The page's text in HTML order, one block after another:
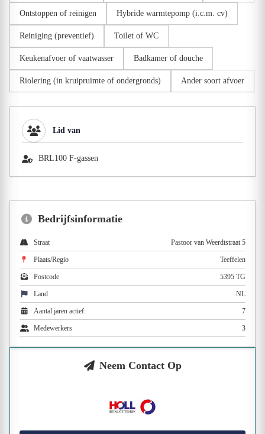
Ontstoppen of reinigen Hybride warmtepomp (i.c.m. cv)
Reiniging (preventief) Toilet of WC
Keukenafvoer of vaatwasser Badkamer of douche
Riolering (in kruipruimte of ondergronds) Ander soort afvoer
Lid van
BRL100 F-gassen
Bedrijfsinformatie
Straat Pastoor van Weerdtstraat 5
Plaats/Regio Teeffelen
Postcode 5395 TG
Land NL
Aantal jaren actief: 7
Medewerkers 3
Neem Contact Op